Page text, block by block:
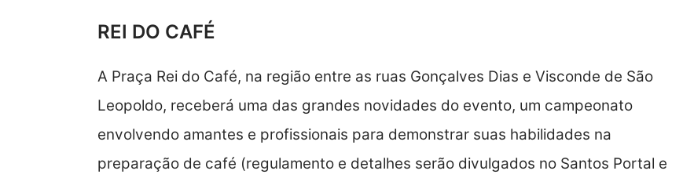
REI DO CAFÉ
A Praça Rei do Café, na região entre as ruas Gonçalves Dias e Visconde de São
Leopoldo, receberá uma das grandes novidades do evento, um campeonato
envolvendo amantes e profissionais para demonstrar suas habilidades na
preparação de café (regulamento e detalhes serão divulgados no Santos Portal e